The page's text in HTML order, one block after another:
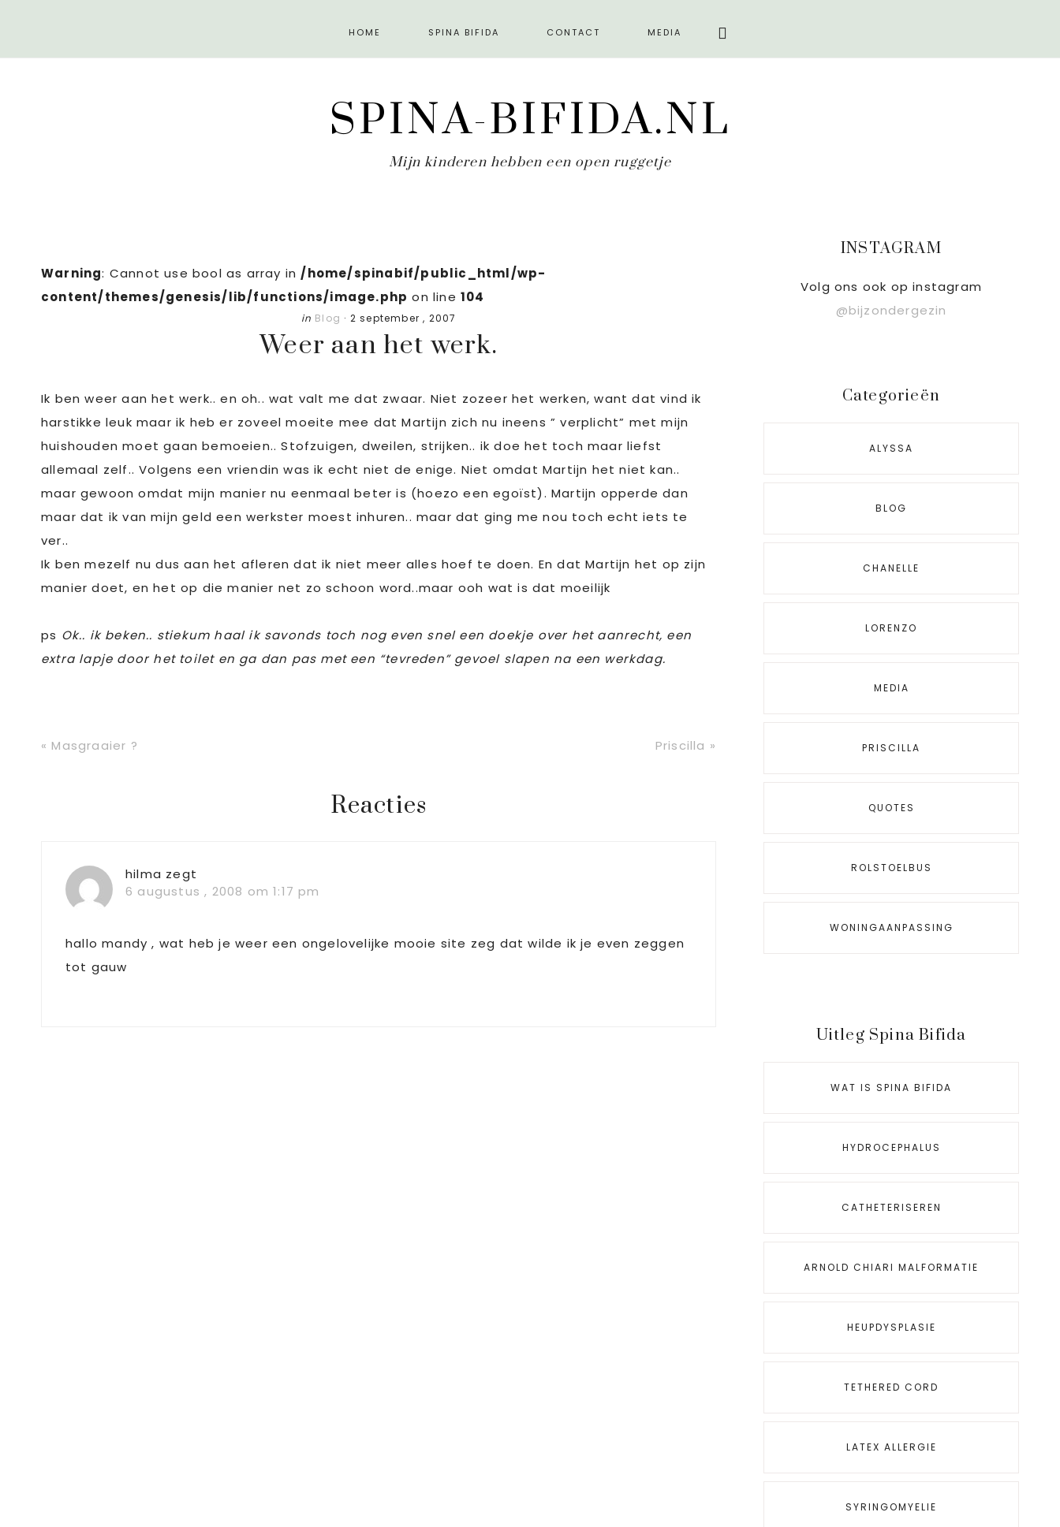
de
de
HOME SPINA BIFIDA CONTACT MEDIA Zoek
op
website
SPINA-BIFIDA.NL
Mijn kinderen hebben een open ruggetje
Warning: Cannot use bool as array in /home/spinabif/public_html/wp-
content/themes/genesis/lib/functions/image.php on line104
in Blog · 2 september , 2007
Weer aan het werk.
Ik ben weer aan het werk.. en oh.. wat valt me dat zwaar. Niet zozeer het werken, want dat vind ik
harstikke leuk maar ik heb er zoveel moeite mee dat Martijn zich nu ineens ” verplicht” met mijn
huishouden moet gaan bemoeien.. Stofzuigen, dweilen, strijken.. ik doe het toch maar liefst
allemaal zelf.. Volgens een vriendin was ik echt niet de enige. Niet omdat Martijn het niet kan..
maar gewoon omdat mijn manier nu eenmaal beter is (hoezo een egoïst). Martijn opperde dan
maar dat ik van mijn geld een werkster moest inhuren.. maar dat ging me nou toch echt iets te
ver..
Ik ben mezelf nu dus aan het afleren dat ik niet meer alles hoef te doen. En dat Martijn het op zijn
manier doet, en het op die manier net zo schoon word..maar ooh wat is dat moeilijk
ps Ok.. ik beken.. stiekum haal ik savonds toch nog even snel een doekje over het aanrecht, een
extra lapje door het toilet en ga dan pas met een “tevreden” gevoel slapen na een werkdag.
Vorig
« Masgraaier ?
Volgend
Priscilla »
Interacties
Reacties
hilma zegt
6 augustus , 2008 om 1:17 pm
hallo mandy , wat heb je weer een ongelovelijke mooie site zeg dat wilde ik je even zeggen
tot gauw
Primaire
Sidebar
INSTAGRAM
Volg ons ook op instagram
@bijzondergezin
Categorieën
ALYSSA
BLOG
CHANELLE
LORENZO
MEDIA
PRISCILLA
QUOTES
ROLSTOELBUS
WONINGAANPASSING
Uitleg Spina Bifida
WAT IS SPINA BIFIDA
HYDROCEPHALUS
CATHETERISEREN
ARNOLD CHIARI MALFORMATIE
HEUPDYSPLASIE
TETHERED CORD
LATEX ALLERGIE
SYRINGOMYELIE